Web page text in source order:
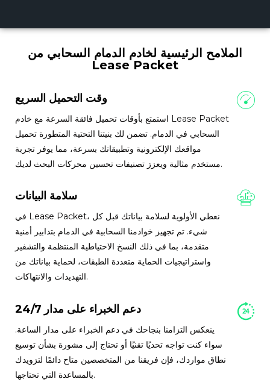
الملامح الرئيسية لخادم الدمام السحابي من
Lease Packet
وقت التحميل السريع
استمتع بأوقات تحميل فائقة السرعة مع خادم Lease Packet
السحابي في الدمام. تضمن لك بنيتنا التحتية المتطورة تحميل
مواقعك الإلكترونية وتطبيقاتك بسرعة، مما يوفر تجربة
مستخدم مثالية ويعزز تصنيفات تحسين محركات البحث لديك.
سلامة البيانات
في Lease Packet، نعطي الأولوية لسلامة بياناتك قبل كل
شيء. تم تجهيز خوادمنا السحابية في الدمام بتدابير أمنية
متقدمة، بما في ذلك النسخ الاحتياطية المنتظمة والتشفير
واستراتيجيات الحماية متعددة الطبقات، لحماية بياناتك من
التهديدات والانتهاكات.
دعم الخبراء على مدار 24/7
ينعكس التزامنا بنجاحك في دعم الخبراء على مدار الساعة.
سواء كنت تواجه تحديًا تقنيًا أو تحتاج إلى مشورة بشأن توسيع
نطاق مواردك، فإن فريقنا من المتخصصين متاح دائمًا لتزويدك
بالمساعدة التي تحتاجها.